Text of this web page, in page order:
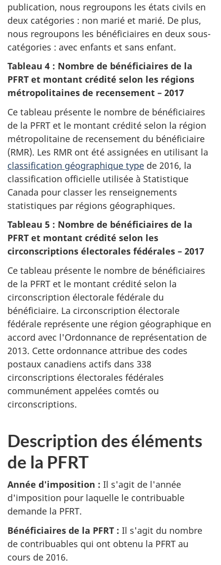
publication, nous regroupons les états civils en
deux catégories : non marié et marié. De plus,
nous regroupons les bénéficiaires en deux sous-
catégories : avec enfants et sans enfant.
Tableau 4 : Nombre de bénéficiaires de la
PFRT et montant crédité selon les régions
métropolitaines de recensement – 2017
Ce tableau présente le nombre de bénéficiaires
de la PFRT et le montant crédité selon la région
métropolitaine de recensement du bénéficiaire
(RMR). Les RMR ont été assignées en utilisant la
classification géographique type de 2016, la
classification officielle utilisée à Statistique
Canada pour classer les renseignements
statistiques par régions géographiques.
Tableau 5 : Nombre de bénéficiaires de la
PFRT et montant crédité selon les
circonscriptions électorales fédérales – 2017
Ce tableau présente le nombre de bénéficiaires
de la PFRT et le montant crédité selon la
circonscription électorale fédérale du
bénéficiaire. La circonscription électorale
fédérale représente une région géographique en
accord avec l'Ordonnance de représentation de
2013. Cette ordonnance attribue des codes
postaux canadiens actifs dans 338
circonscriptions électorales fédérales
communément appelées comtés ou
circonscriptions.
Description des éléments
de la PFRT
Année d'imposition : Il s'agit de l'année
d'imposition pour laquelle le contribuable
demande la PFRT.
Bénéficiaires de la PFRT : Il s'agit du nombre
de contribuables qui ont obtenu la PFRT au
cours de 2016.